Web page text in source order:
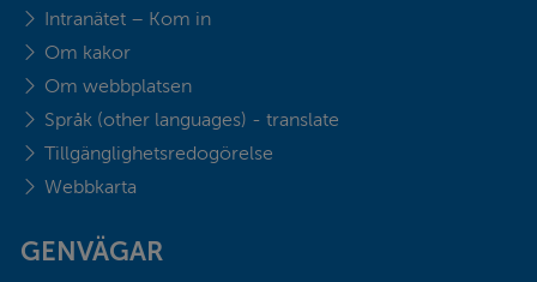
Intranätet – Kom in
Om kakor
Om webbplatsen
Språk (other languages) - translate
Tillgänglighetsredogörelse
Webbkarta
GENVÄGAR